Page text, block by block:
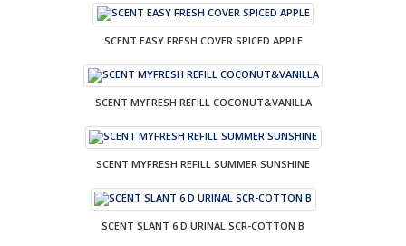
SCENT EASY FRESH COVER SPICED APPLE
SCENT MYFRESH REFILL COCONUT&VANILLA
SCENT MYFRESH REFILL SUMMER SUNSHINE
SCENT SLANT 6 D URINAL SCR-COTTON B